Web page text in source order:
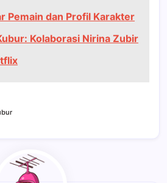
Pemain dan Profil Karakter
Kolaborasi Nirina Zubir